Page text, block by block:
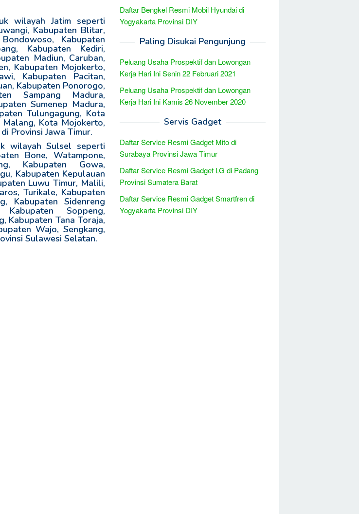
wilayah Jatim seperti
Kabupaten Blitar,
Kabupaten
Kabupaten Kediri,
Madiun, Caruban,
Kabupaten Mojokerto,
Kabupaten Pacitan,
Kabupaten Ponorogo,
Sampang Madura,
Sumenep Madura,
Tulungagung, Kota
Kota Mojokerto,
Provinsi Jawa Timur.
wilayah Sulsel seperti
Bone, Watampone,
Kabupaten Gowa,
Kabupaten Kepulauan
Luwu Timur, Malili,
Turikale, Kabupaten
Kabupaten Sidenreng
Soppeng,
Kabupaten Tana Toraja,
Wajo, Sengkang,
Sulawesi Selatan.
Daftar Bengkel Resmi Mobil Hyundai di
Yogyakarta Provinsi DIY
Paling Disukai Pengunjung
Peluang Usaha Prospektif dan Lowongan
Kerja Hari Ini Senin 22 Februari 2021
Peluang Usaha Prospektif dan Lowongan
Kerja Hari Ini Kamis 26 November 2020
Servis Gadget
Daftar Service Resmi Gadget Mito di
Surabaya Provinsi Jawa Timur
Daftar Service Resmi Gadget LG di Padang
Provinsi Sumatera Barat
Daftar Service Resmi Gadget Smartfren di
Yogyakarta Provinsi DIY